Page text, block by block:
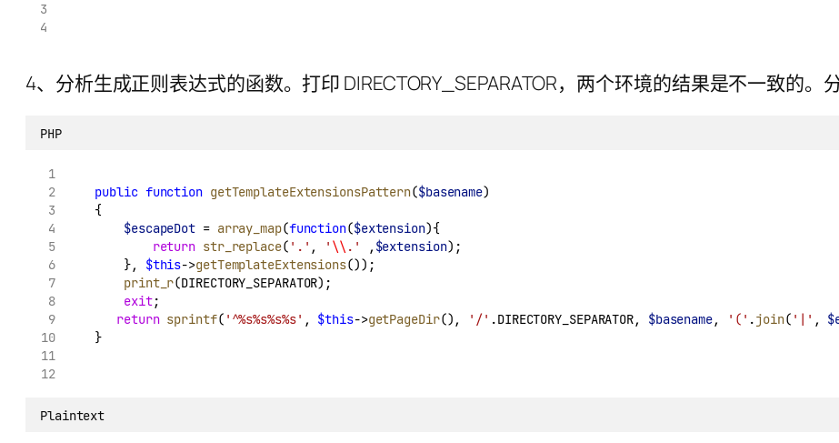
4、分析生成正则表达式的函数。打印 DIRECTORY_SEPARATOR，两个环境的结果是不一致的。
PHP
public function getTemplateExtensionsPattern($basename)
    {
$escapeDot = array_map(function($extension){
return str_replace( '.' , ' \\ .' , $extension);
        },
$this->getTemplateExtensions());
print_r(DIRECTORY_SEPARATOR);
exit;
return sprintf( '^%s%s%s%s' , $this->getPageDir(), '/' .DIRECTORY_SEPARATOR, $basename, '(' .join( '|' ,
    }
Plaintext